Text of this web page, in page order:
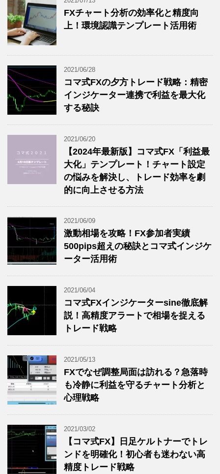
FXチャート分析の効率化と精度向
上！環境認識テンプレート活用術
2021/06/28
コマ式FXの夕方トレード戦略：精密
インジケーター連携で利益を最大化
する秘訣
2021/06/20
【2024年最新版】コマ式FX「利益最
大化」テンプレート！チャート設定
の悩みを解決し、トレード効率を劇
的に向上させる方法
2021/06/09
激動相場を攻略！FX参加者実績
500pips超えの秘訣とコマ式インジケ
ーター活用術
2021/06/04
コマ式FXインジケーターsine徹底解
説！高精度アラートで相場を捉える
トレード戦略
2021/05/13
FXでなぜ調整局面は訪れる？急落時
も冷静に利益を守るチャート分析と
心理戦略
2021/03/02
【コマ式FX】日足ケルトナーでトレ
ンドを明確化！初心者も迷わない高
精度トレード戦略